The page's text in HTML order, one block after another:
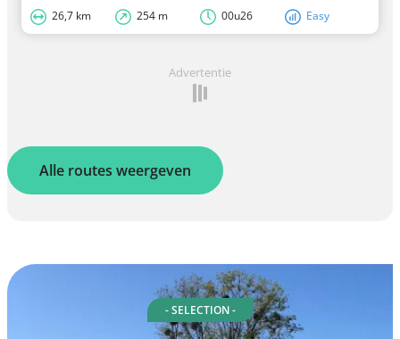
26,7 km 254 m 00u26 Easy
Advertentie
Alle routes weergeven
- SELECTION -